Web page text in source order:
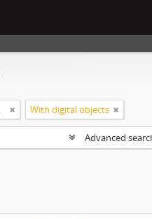
texter With digital objects
Advanced